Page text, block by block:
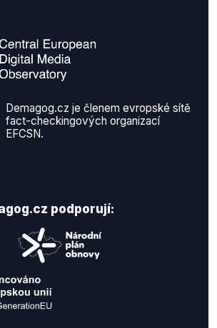
Demagog.cz je členem evropské sítě
fact-checkingových organizací
EFCSN.
podporují: